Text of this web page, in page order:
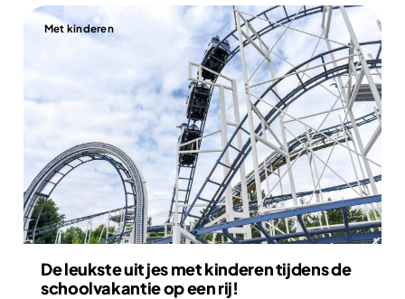
Met kinderen
De leukste uitjes met kinderen tijdens de
schoolvakantie op een rij!